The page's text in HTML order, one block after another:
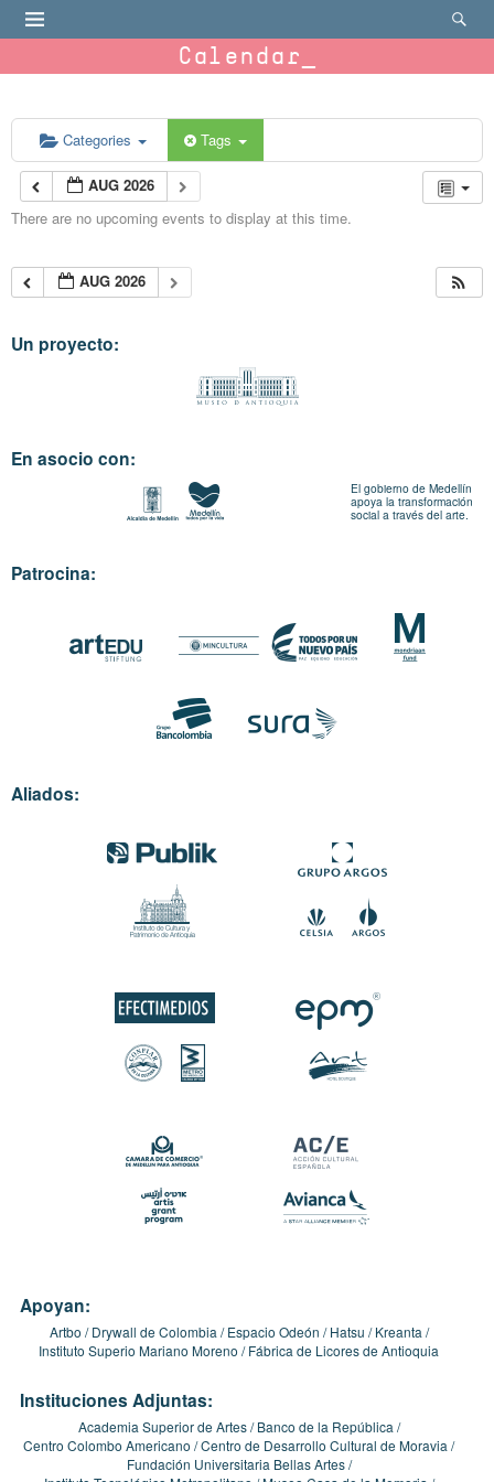
Calendar
Categories Tags
AUG 2026
There are no upcoming events to display at this time.
AUG 2026
Un proyecto:
En asocio con:
El gobierno de Medellín
apoya la transformación
social a través del arte.
Patrocina:
Aliados:
Apoyan:
Artbo Drywall de Colombia Espacio Odeón Hatsu
Kreanta
Instituto Superio Mariano Moreno
Fábrica de Licores de Antioquia
Instituciones Adjuntas:
Academia Superior de Artes
Banco de la República
Centro Colombo Americano Centro de Desarrollo Cultural de Moravia
Fundación Universitaria Bellas Artes